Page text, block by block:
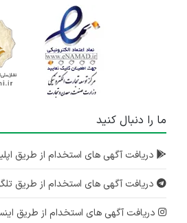
ما را دنبال کنید
دریافت آگهی های استخدام از طریق
دریافت آگهی های استخدام از طریق
دریافت آگهی های استخدام از طریق